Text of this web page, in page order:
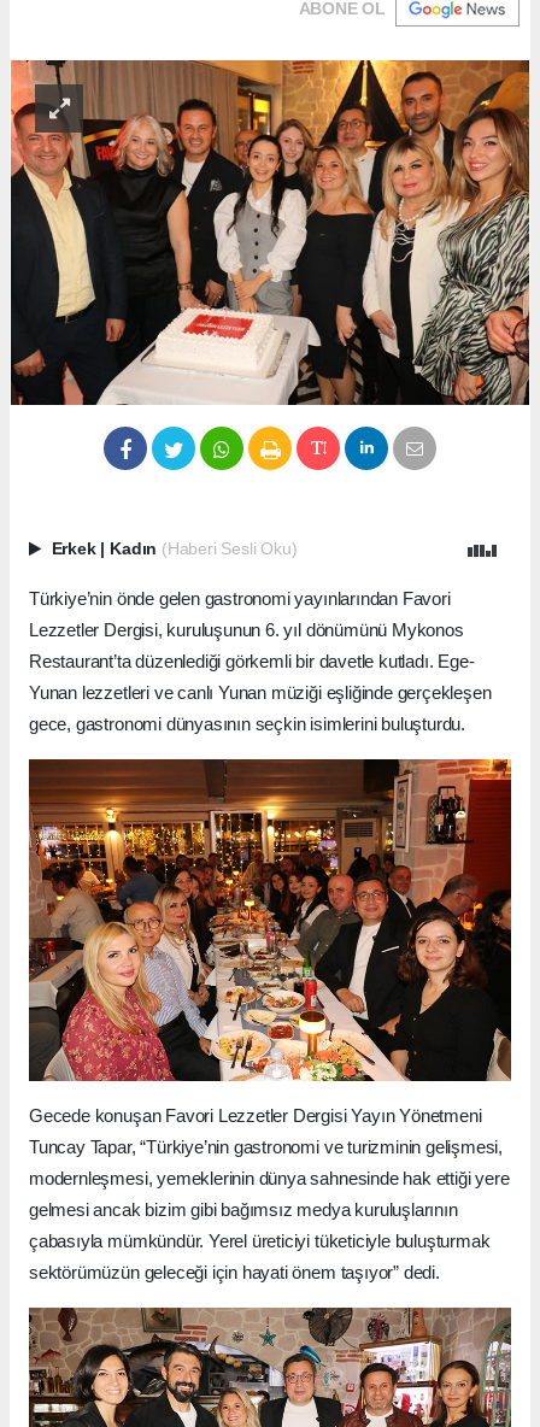
ABONE OL
Erkek Kadın (Haberi Sesli Oku)
Türkiye’nin önde gelen gastronomi yayınlarından Favori
Lezzetler Dergisi, kuruluşunun 6. yıl dönümünü Mykonos
Restaurant’ta düzenlediği görkemli bir davetle kutladı. Ege-
Yunan lezzetleri ve canlı Yunan müziği eşliğinde gerçekleşen
gece, gastronomi dünyasının seçkin isimlerini buluşturdu.
Gecede konuşan Favori Lezzetler Dergisi Yayın Yönetmeni
Tuncay Tapar, “Türkiye’nin gastronomi ve turizminin gelişmesi,
modernleşmesi, yemeklerinin dünya sahnesinde hak ettiği yere
gelmesi ancak bizim gibi bağımsız medya kuruluşlarının
çabasıyla mümkündür. Yerel üreticiyi tüketiciyle buluşturmak
sektörümüzün geleceği için hayati önem taşıyor” dedi.